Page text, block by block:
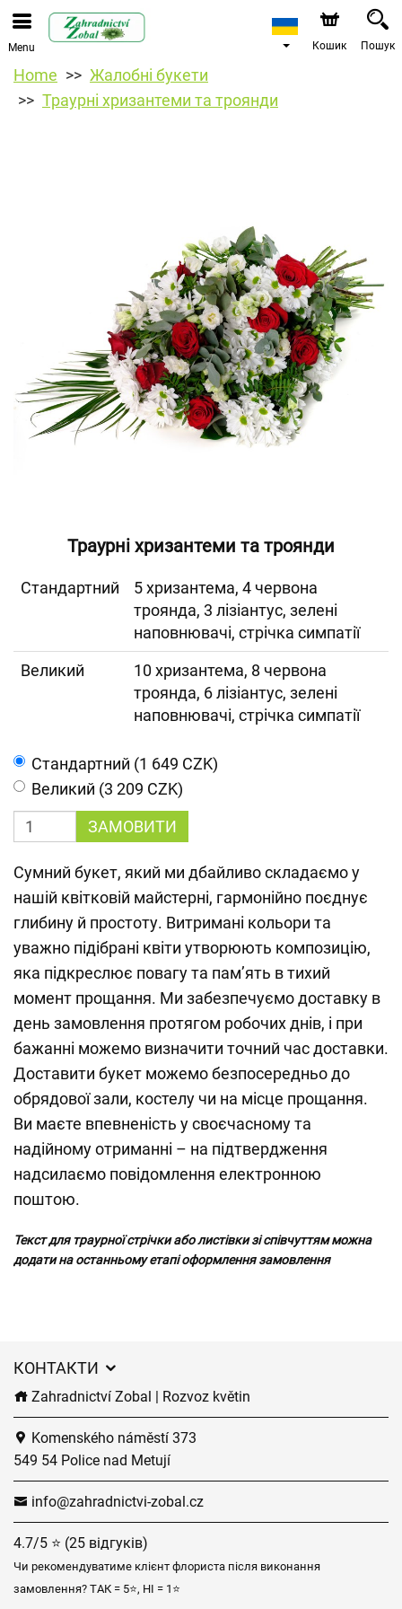
Menu Кошик Пошук
Home
Жалобні букети
Траурні хризантеми та троянди
Траурні хризантеми та троянди
Cтандартний
5 хризантема, 4 червона
троянда, 3 лізіантус, зелені
наповнювачі, стрічка симпатії
Великий
10 хризантема, 8 червона
троянда, 6 лізіантус, зелені
наповнювачі, стрічка симпатії
Cтандартний (1 649 CZK)
Великий (3 209 CZK)
ЗАМОВИТИ
Сумний букет, який ми дбайливо складаємо у
нашій квітковій майстерні, гармонійно поєднує
глибину й простоту. Витримані кольори та
уважно підібрані квіти утворюють композицію,
яка підкреслює повагу та пам’ять в тихий
момент прощання. Ми забезпечуємо доставку в
день замовлення протягом робочих днів, і при
бажанні можемо визначити точний час доставки.
Доставити букет можемо безпосередньо до
обрядової зали, костелу чи на місце прощання.
Ви маєте впевненість у своєчасному та
надійному отриманні – на підтвердження
надсилаємо повідомлення електронною
поштою.
Текст для траурної стрічки або листівки зі співчуттям можна
додати на останньому етапі оформлення замовлення
КОНТАКТИ
Zahradnictví Zobal | Rozvoz květin
Komenského náměstí 373
549 54 Police nad Metují
info@zahradnictvi-zobal.cz
4.7/5 ⭐ (25 відгуків)
Чи рекомендуватиме клієнт флориста після виконання
замовлення? ТАК = 5⭐, НІ = 1⭐